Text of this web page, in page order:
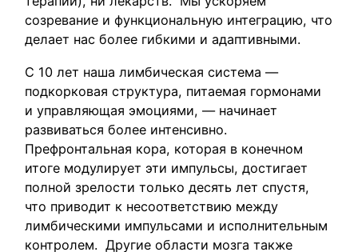
созревание и функциональную интеграцию, что
делает нас более гибкими и адаптивными.
С 10 лет наша лимбическая система —
подкорковая структура, питаемая гормонами
и управляющая эмоциями, — начинает
развиваться более интенсивно.
Префронтальная кора, которая в конечном
итоге модулирует эти импульсы, достигает
полной зрелости только десять лет спустя,
что приводит к несоответствию между
лимбическими импульсами и исполнительным
контролем. Другие области мозга также